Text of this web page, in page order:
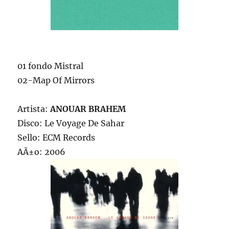
01 fondo Mistral
02-Map Of Mirrors
Artista:ANOUAR BRAHEM
Disco: Le Voyage De Sahar
Sello: ECM Records
AÃ±o: 2006